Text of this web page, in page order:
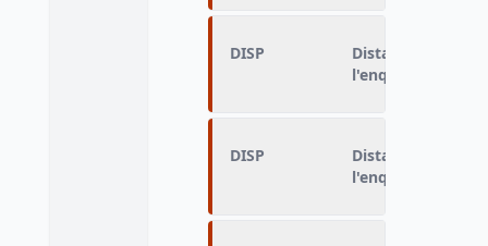
DISP
Distance
l'enquête
DISP
Distance
l'enquête